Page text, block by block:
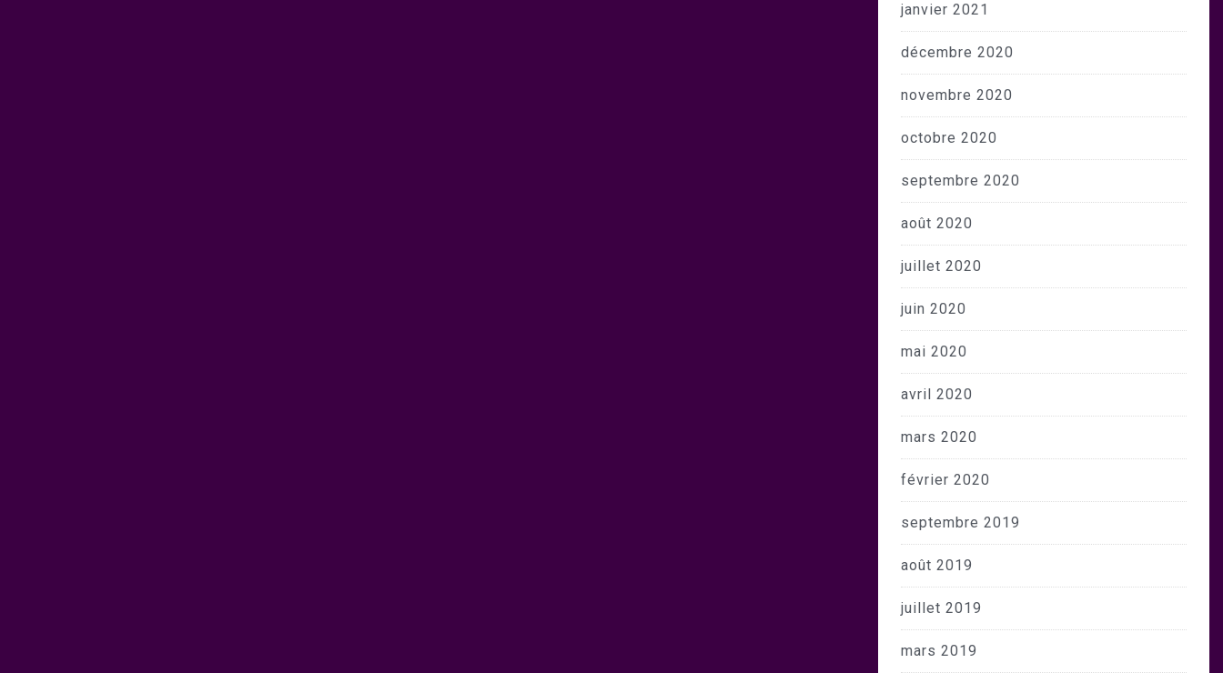
janvier 2021
décembre 2020
novembre 2020
octobre 2020
septembre 2020
août 2020
juillet 2020
juin 2020
mai 2020
avril 2020
mars 2020
février 2020
septembre 2019
août 2019
juillet 2019
mars 2019